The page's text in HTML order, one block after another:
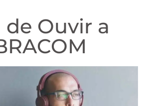
de Ouvir a